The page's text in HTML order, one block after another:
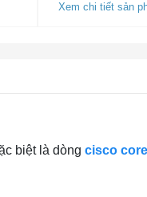
5.00trên 5
2
Xem chi tiết sản
biệt là dòng cisco core